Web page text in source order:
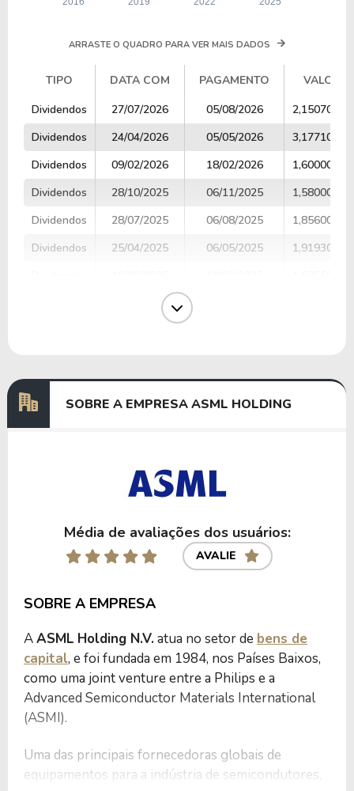
ARRASTE O QUADRO PARA VER MAIS DADOS
TIPO DATA COM PAGAMENTO
VALOR
TIPO
DATA COM PAGAMENTO VALOR
Dividendos 27/07/2026 05/08/2026
2,15070000
Dividendos
24/04/2026 05/05/2026
3,17710000
Dividendos
09/02/2026 18/02/2026
1,60000000
Dividendos
28/10/2025 06/11/2025
1,58000000
Dividendos
28/07/2025 06/08/2025
1,85600000
Dividendos
25/04/2025 06/05/2025
1,91930000
28/10/2024
SOBRE A EMPRESA ASML HOLDING
Média de avaliações dos usuários:
AVALIE
SOBRE A EMPRESA
AASML Holding N.V.atua no setor de bens de
capital, e foi fundada em 1984, nos Países Baixos,
como uma joint venture entre a Philips e a
Advanced Semiconductor Materials International
(ASMI).
Uma das principais fornecedoras globais de
equipamentos para a indústria de semicondutores,